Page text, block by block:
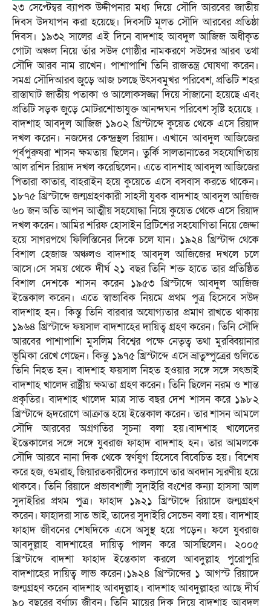
২৩ সেপ্টেম্বর ব্যাপক উদ্দীপনার মধ্য দিয়ে সৌদি আরবের জাতীয়
দিবস উদযাপন করা হয়েছে। দিবসটি মূলত সৌদি আরবের প্রতিষ্ঠা
দিবস। ১৯৩২ সালের এই দিনে বাদশাহ আবদুল আজিজ অধীকৃত
গোটা অঞ্চল নিয়ে তাঁর সউদ গোষ্ঠীর নামকরণে সউদের আরব তথা
সৌদি আরব নাম রাখেন। পাশাপাশি তিনি রাজতন্ত্র ঘোষণা করেন।
সমগ্র সৌদিআরব জুড়ে আজ চলছে উৎসবমুখর পরিবেশ, প্রতিটি শহর
রাস্তাঘাট জাতীয় পতাকা ও আলোকসজ্জা দিয়ে সাঁজানো হয়েছে এবং
প্রতিটি সড়ক জুড়ে মোটরশোভাযুক্ত আনন্দঘন পরিবেশ সৃষ্টি হয়েছে ।
বাদশাহ আবদুল আজিজ ১৯০২ খ্রিস্টাব্দে কুয়েত থেকে এসে রিয়াদ
দখল করেন। নজদের কেন্দ্রস্থল রিয়াদ। এখানে আবদুল আজিজের
পূর্বপুরুষরা শাসন ক্ষমতায় ছিলেন। তুর্কি সালতানাতের সহযোগিতায়
আল রশিদ রিয়াদ দখল করেছিলেন। এতে বাদশাহ আবদুল আজিজের
পিতারা কাতার, বাহরাইন হয়ে কুয়েতে এসে বসবাস করতে থাকেন।
১৮৭৫ খ্রিস্টাব্দে জন্মগ্রহণকারী সাহসী যুবক বাদশাহ আবদুল আজিজ
৬০ জন অতি আপন আত্মীয় সহযোদ্ধা নিয়ে কুয়েত থেকে এসে রিয়াদ
দখল করেন। আমির শরিফ হোসাইন ব্রিটিশের সহযোগিতা নিয়ে জেদ্দা
হয়ে সাগরপথে ফিলিস্তিনের দিকে চলে যান। ১৯২৪ খ্রিস্টাব্দ থেকে
বিশাল হেজাজ অঞ্চলও বাদশাহ আবদুল আজিজের দখলে চলে
আসে।সে সময় থেকে দীর্ঘ ২১ বছর তিনি শক্ত হাতে তার প্রতিষ্ঠিত
বিশাল দেশকে শাসন করেন ১৯৫৩ খ্রিস্টাব্দে আবদুল আজিজ
ইন্তেকাল করেন। এতে স্বাভাবিক নিয়মে প্রথম পুত্র হিসেবে সউদ
বাদশাহ হন। কিন্তু তিনি বারবার অযোগ্যতার প্রমাণ রাখতে থাকায়
১৯৬৪ খ্রিস্টাব্দে ফয়সাল বাদশাহের দায়িত্ব গ্রহণ করেন। তিনি সৌদি
আরবের পাশাপাশি মুসলিম বিশ্বের পক্ষে নেতৃত্ব তথা মুরব্বিয়ানার
ভূমিকা রেখে গেছেন। কিন্তু ১৯৭৫ খ্রিস্টাব্দে এসে ভ্রাতুষ্পুত্রের গুলিতে
তিনি নিহত হন। বাদশাহ ফয়সাল নিহত হওয়ার সঙ্গে সঙ্গে সৎভাই
বাদশাহ খালেদ রাষ্ট্রীয় ক্ষমতা গ্রহণ করেন। তিনি ছিলেন নরম ও শান্ত
প্রকৃতির। বাদশাহ খালেদ মাত্র সাত বছর দেশ শাসন করে ১৯৮২
খ্রিস্টাব্দে হৃদরোগে আক্রান্ত হয়ে ইন্তেকাল করেন। তার শাসন আমলে
সৌদি আরবের অগ্রগতির সূচনা বলা হয়।বাদশাহ খালেদের
ইন্তেকালের সঙ্গে সঙ্গে যুবরাজ ফাহাদ বাদশাহ হন। তার আমলকে
সৌদি আরবে নানা দিক থেকে স্বর্ণযুগ হিসেবে বিবেচিত হয়। বিশেষ
করে হজ, ওমরাহ, জিয়ারতকারীদের কল্যাণে তার অবদান স্মরণীয় হয়ে
থাকবে। তিনি রিয়াদে প্রভাবশালী সুদাইরি বংশের কন্যা হাসসা আল
সুদাইরির প্রথম পুত্র। ফাহাদ ১৯২১ খ্রিস্টাব্দে রিয়াদে জন্মগ্রহণ
করেন। ফাহাদরা সাত ভাই, তাদের সুদাইরি সেভেন বলা হয়। বাদশাহ
ফাহাদ জীবনের শেষদিকে এসে অসুস্থ হয়ে পড়েন। ফলে যুবরাজ
আবদুল্লাহ বাদশাহের দায়িত্ব পালন করে আসছিলেন। ২০০৫
খ্রিস্টাব্দে বাদশা ফাহাদ ইন্তেকাল করলে আবদুল্লাহ পুরোপুরি
বাদশাহের দায়িত্ব লাভ করেন।১৯২৪ খ্রিস্টাব্দের ১ আগস্ট রিয়াদে
জন্মগ্রহণ করেন বাদশাহ আবদুল্লাহ। বাদশাহ আবদুল্লাহর আছে দীর্ঘ
৯০ বছরের বর্ণাঢ্য জীবন। তিনি মায়ের দিক দিয়ে বাদশাহ আবদুল